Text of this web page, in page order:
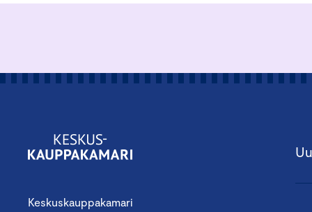
Keskuskauppakamari